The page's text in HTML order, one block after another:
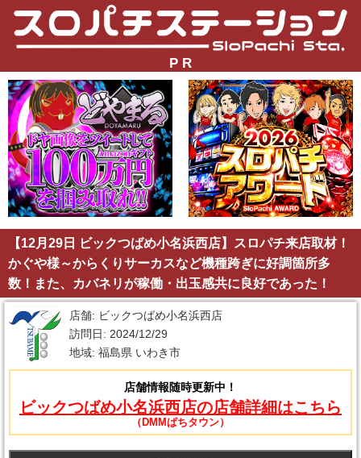
P R
【12月29日 ビックつばめ小名浜西店】スロパチ来店取材！
かぐや様～からくりサーカスなど機種跨ぎに好調箇所多
数！また、カバネリが稼働・出玉感共に良好であった！
店舗: ビックつばめ小名浜西店
訪問日: 2024/12/29
地域: 福島県 いわき市
店舗情報随時更新中！
ビックつばめ小名浜西店の店舗詳細はこちら
（DMMぱちタウン）